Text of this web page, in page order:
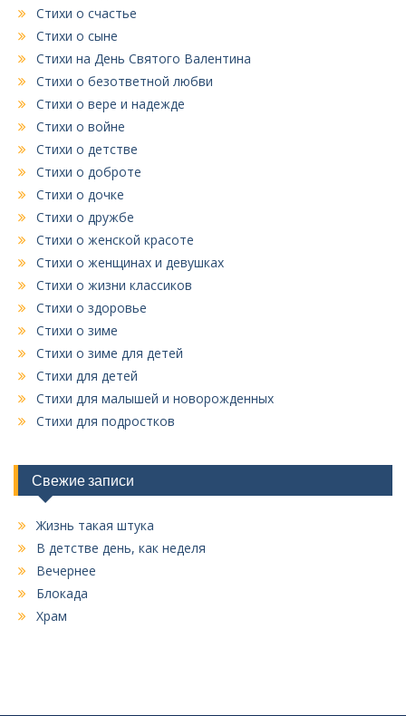
Стихи о счастье
Стихи о сыне
Стихи на День Святого Валентина
Стихи о безответной любви
Стихи о вере и надежде
Стихи о войне
Стихи о детстве
Стихи о доброте
Стихи о дочке
Стихи о дружбе
Стихи о женской красоте
Стихи о женщинах и девушках
Стихи о жизни классиков
Стихи о здоровье
Стихи о зиме
Стихи о зиме для детей
Стихи для детей
Стихи для малышей и новорожденных
Стихи для подростков
Свежие записи
Жизнь такая штука
В детстве день, как неделя
Вечернее
Блокада
Храм